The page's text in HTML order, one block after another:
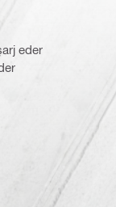
eder